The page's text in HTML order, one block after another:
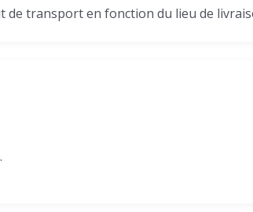
de transport en fonction du lieu de